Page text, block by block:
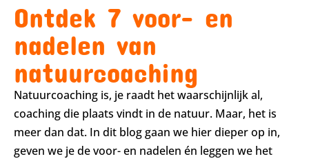
Ontdek 7 voor- en
nadelen van
natuurcoaching
Natuurcoaching is, je raadt het waarschijnlijk al,
coaching die plaats vindt in de natuur. Maar, het is
meer dan dat. In dit blog gaan we hier dieper op in,
geven we je de voor- en nadelen én leggen we het